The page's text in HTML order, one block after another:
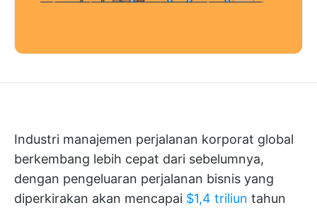
Industri manajemen perjalanan korporat global
berkembang lebih cepat dari sebelumnya,
dengan pengeluaran perjalanan bisnis yang
diperkirakan akan mencapai $1,4 triliun tahun